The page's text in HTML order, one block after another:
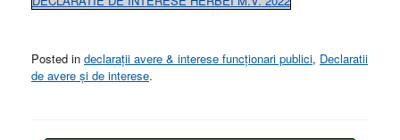
Posted in declarații avere & interese funcționari publici, Declaratii
de avere și de interese.